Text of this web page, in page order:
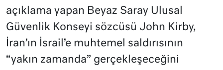
açıklama yapan Beyaz Saray Ulusal
Güvenlik Konseyi sözcüsü John Kirby,
İran’ın İsrail’e muhtemel saldırısının
“yakın zamanda” gerçekleşeceğini